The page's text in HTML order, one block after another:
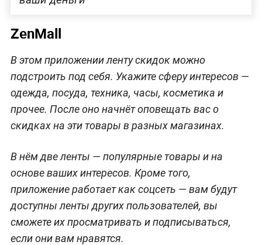
ZenMall
В этом приложении ленту скидок можно
подстроить под себя. Укажите сферу интересов —
одежда, посуда, техника, часы, косметика и
прочее. После оно начнёт оповещать вас о
скидках на эти товары в разных магазинах.
В нём две ленты — популярные товары и на
основе ваших интересов. Кроме того,
приложение работает как соцсеть — вам будут
доступны ленты других пользователей, вы
сможете их просматривать и подписываться,
если они вам нравятся.